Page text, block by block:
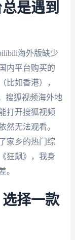
是遇到
海外版缺少
内平台购买的
比如香港），
搜狐视频海外地
打开搜狐视频
然无法观看。
家乡的热门综
狂飙》，我身
。
择一款